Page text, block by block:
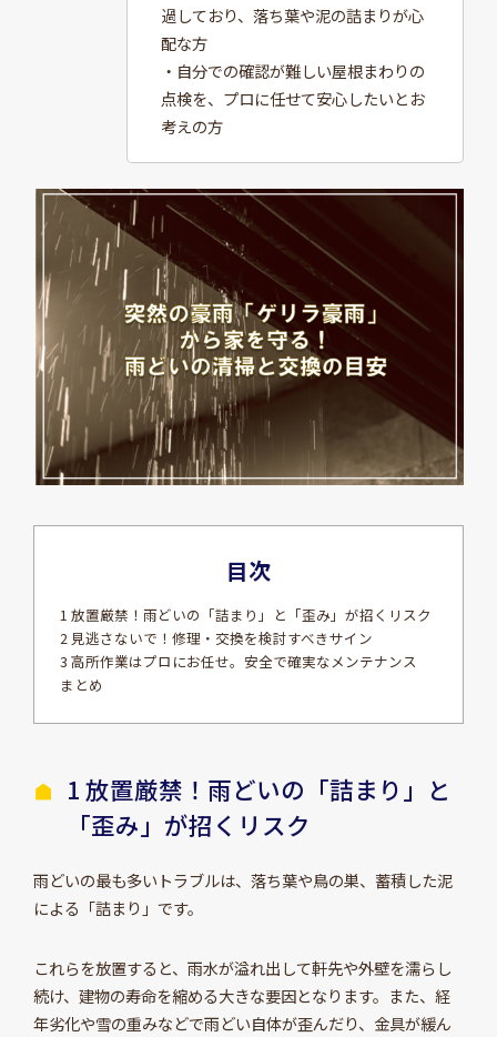
過しており、落ち葉や泥の詰まりが心
配な方
・自分での確認が難しい屋根まわりの
点検を、プロに任せて安心したいとお
考えの方
目次
1 放置厳禁！雨どいの「詰まり」と「歪み」が招くリスク
2 見逃さないで！修理・交換を検討すべきサイン
3 高所作業はプロにお任せ。安全で確実なメンテナンス
まとめ
1 放置厳禁！雨どいの「詰まり」と
「歪み」が招くリスク
雨どいの最も多いトラブルは、落ち葉や鳥の巣、蓄積した泥
による「詰まり」です。
これらを放置すると、雨水が溢れ出して軒先や外壁を濡らし
続け、建物の寿命を縮める大きな要因となります。また、経
年劣化や雪の重みなどで雨どい自体が歪んだり、金具が緩ん